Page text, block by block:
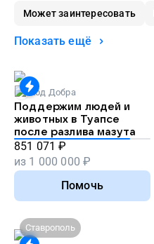
Может заинтересовать
Показать ещё
Код Добра
Поддержим людей и
животных в Туапсе
после разлива мазута
851 071 ₽
из 1 000 000 ₽
Помочь
Ставрополь